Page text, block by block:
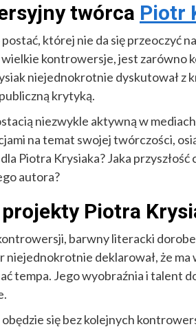
twórca Piotr
której nie da się przeoczyć
kontrowersje, jest zarówno
niejednokrotnie dyskutował z
krytyką.
niezwykle aktywną w
na temat swojej twórczości,
Piotra Krysiaka? Jaka
autora?
projekty Piotra
barwny literacki
niejednokrotnie deklarował, że ma
tempa. Jego wyobraźnia i talent
się bez kolejnych